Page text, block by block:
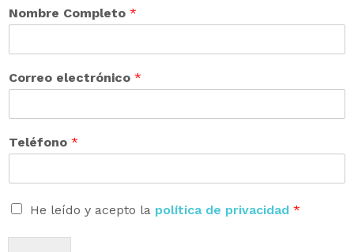
Nombre Completo *
Correo electrónico *
Teléfono *
A
u
He leído y acepto la política de privacidad *